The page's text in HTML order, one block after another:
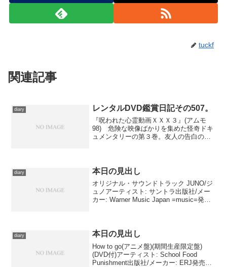
tuckf
関連記事
diary レンタルDVD鑑賞日記その507。
『呪われた心霊動画ＸＸＸ３』(アムモ
98) 危険な映像ばかりを集めた怪奇ドキ
ュメンタリーの第３巻。友人の告白の様
っていた話”、...
diary 本日の見出し
オリジナル・サウンドトラック JUNO/ジ
ュノアーティスト: サントラ出版社/メー
カー: Warner Music Japan =music=発売
diary 本日の見出し
How to go(アニメ盤)(期間生産限定盤)
(DVD付)アーティスト: School Food
Punishment出版社/メーカー: ERJ発売日: